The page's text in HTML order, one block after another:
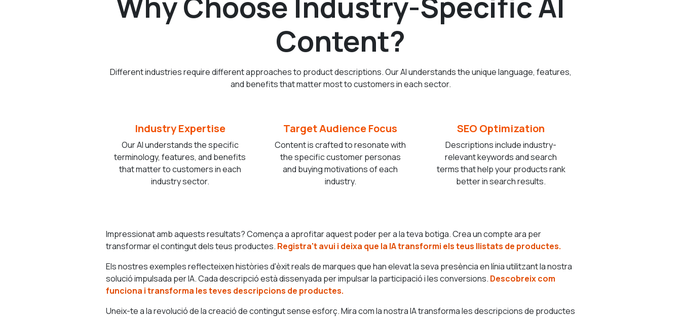
Content?
Different industries require different approaches to product descriptions. Our AI understands the unique language, features,
and benefits that matter most to customers in each sector.
Industry Expertise
Our AI understands the specific
terminology, features, and benefits
that matter to customers in each
industry sector.
Target Audience Focus
Content is crafted to resonate with
the specific customer personas
and buying motivations of each
industry.
SEO Optimization
Descriptions include industry-
relevant keywords and search
terms that help your products rank
better in search results.
Impressionat amb aquests resultats? Comença a aprofitar aquest poder per a la teva botiga. Crea un compte ara per
transformar el contingut dels teus productes. Registra't avui i deixa que la IA transformi els teus llistats de productes.
Els nostres exemples reflecteixen històries d'èxit reals de marques que han elevat la seva presència en línia utilitzant la nostra
solució impulsada per IA. Cada descripció està dissenyada per impulsar la participació i les conversions. Descobreix com
funciona i transforma les teves descripcions de productes.
Uneix-te a la revolució de la creació de contingut sense esforç. Mira com la nostra IA transforma les descripcions de productes